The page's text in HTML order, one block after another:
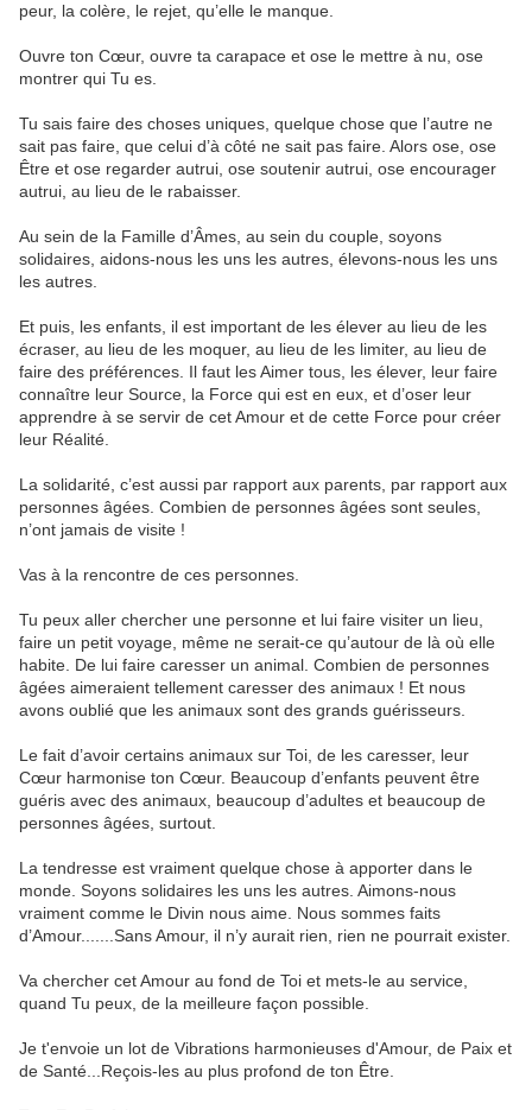
peur, la colère, le rejet, qu’elle le manque.
Ouvre ton Cœur, ouvre ta carapace et ose le mettre à nu, ose
montrer qui Tu es.
Tu sais faire des choses uniques, quelque chose que l’autre ne
sait pas faire, que celui d’à côté ne sait pas faire. Alors ose, ose
Être et ose regarder autrui, ose soutenir autrui, ose encourager
autrui, au lieu de le rabaisser.
Au sein de la Famille d’Âmes, au sein du couple, soyons
solidaires, aidons-nous les uns les autres, élevons-nous les uns
les autres.
Et puis, les enfants, il est important de les élever au lieu de les
écraser, au lieu de les moquer, au lieu de les limiter, au lieu de
faire des préférences. Il faut les Aimer tous, les élever, leur faire
connaître leur Source, la Force qui est en eux, et d’oser leur
apprendre à se servir de cet Amour et de cette Force pour créer
leur Réalité.
La solidarité, c’est aussi par rapport aux parents, par rapport aux
personnes âgées. Combien de personnes âgées sont seules,
n’ont jamais de visite !
Vas à la rencontre de ces personnes.
Tu peux aller chercher une personne et lui faire visiter un lieu,
faire un petit voyage, même ne serait-ce qu’autour de là où elle
habite. De lui faire caresser un animal. Combien de personnes
âgées aimeraient tellement caresser des animaux ! Et nous
avons oublié que les animaux sont des grands guérisseurs.
Le fait d’avoir certains animaux sur Toi, de les caresser, leur
Cœur harmonise ton Cœur. Beaucoup d’enfants peuvent être
guéris avec des animaux, beaucoup d’adultes et beaucoup de
personnes âgées, surtout.
La tendresse est vraiment quelque chose à apporter dans le
monde. Soyons solidaires les uns les autres. Aimons-nous
vraiment comme le Divin nous aime. Nous sommes faits
d’Amour.......Sans Amour, il n’y aurait rien, rien ne pourrait exister.
Va chercher cet Amour au fond de Toi et mets-le au service,
quand Tu peux, de la meilleure façon possible.
Je t'envoie un lot de Vibrations harmonieuses d'Amour, de Paix et
de Santé...Reçois-les au plus profond de ton Être.